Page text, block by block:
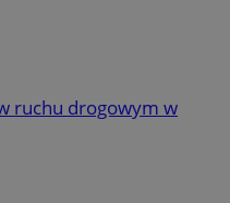
ruchu drogowym w